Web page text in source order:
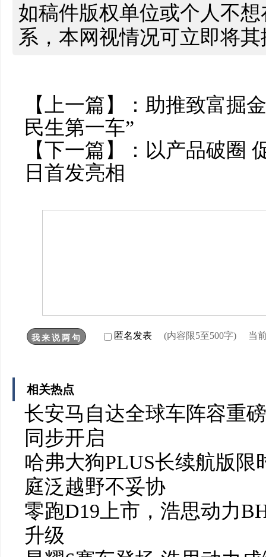
如稿件版权单位或个人不
系，本网视情况可立即将
【上一篇】： 助推致富掘
民生第一车”
【下一篇】： 以产品破圈
日首发亮相
匿名发表 (内容限5至500字) 当
相关热点
长安马自达全球车阵容重
同步开启
哈弗大狗PLUS长续航版限
庭泛越野不妥协
零跑D19上市，浩思动力
升级